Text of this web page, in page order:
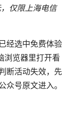
仅限上海电信
经选中免费体验
浏览器里打开看
断活动失效，先
众号原文进入。